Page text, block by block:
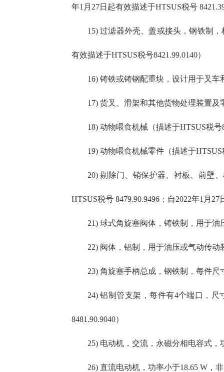
年1月27日起有效描述于HTSUS税号
15) 过滤器外壳、盖或接头，钢铁制，
有效描述于HTSUS税号8421.99.0140）
16) 铸铁或铸钢配重块，设计用于叉车
17) 货叉、滑架和其他货物处理装置及
18) 动物喂食机械（描述于HTSUS税号
19) 动物喂食机械零件（描述于HTSUS
20) 剔除门、销保护器、衬板、前壁
HTSUS税号 8479.90.9496；自2022年1月
21) 球式角旋塞阀体，铸铁制，用于油
22) 阀体，铝制，用于油压或气动传动
23) 角旋塞手柄总成，钢铁制，每件尺
24) 铝制管支架，每件有4个端口，尺
8481.90.9040）
25) 电动机，交流，永磁分相电容式，
26) 直流电动机，功率小于18.65 W，